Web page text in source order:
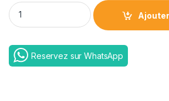
cable yesido ca110 4 en 1 to type c
Reservez sur WhatsApp